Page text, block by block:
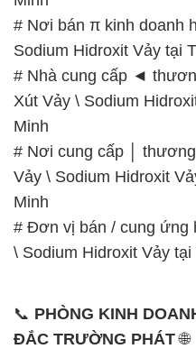
# Nơi cung cấp │
Vảy \ Sodium Hidroxit
Minh
# Đơn vị bán / cung ứng
\ Sodium Hidroxit Vảy
📞PHÒNG KINH
ĐẮC TRƯỜNG PHÁT🌐
🌐 Website: https://
– 0933.920.505 –